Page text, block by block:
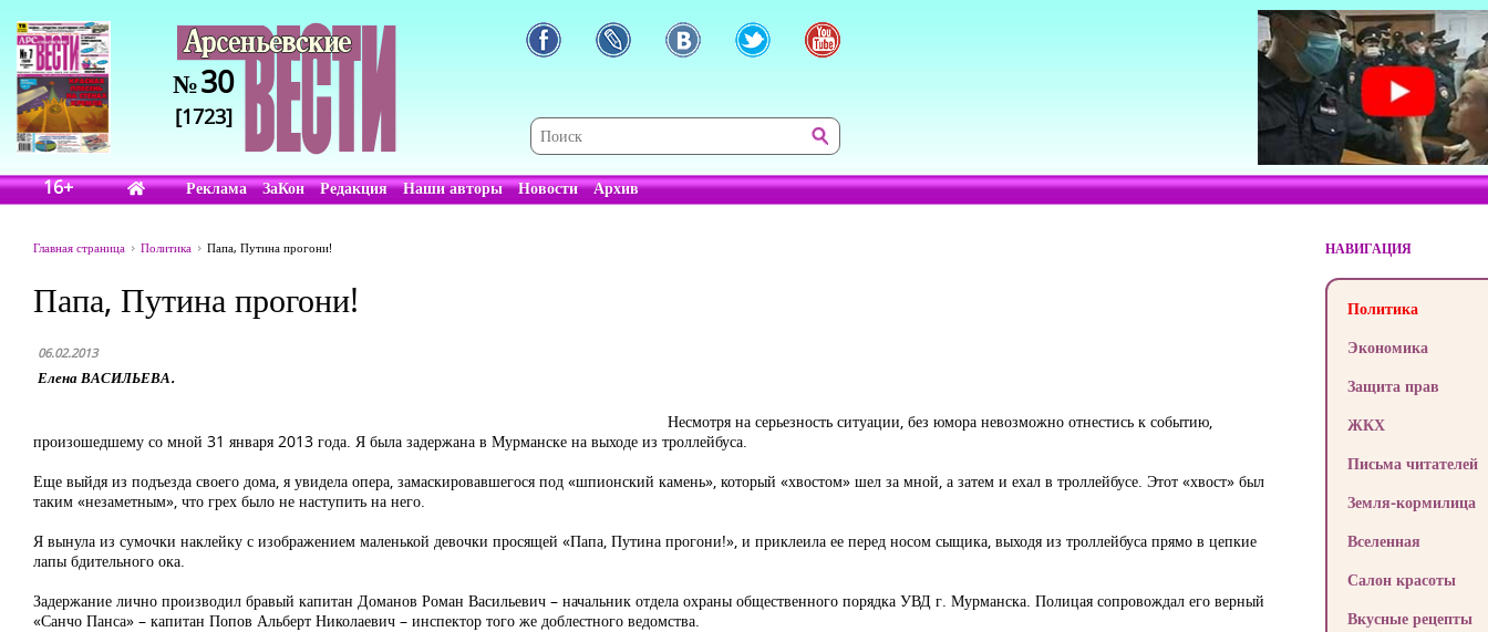
№30
[1723]
16+ Реклама ЗаКон Редакция Наши авторы Новости Архив
Главная страница Политика Папа, Путина прогони!
Папа, Путина прогони!
06.02.2013
Елена ВАСИЛЬЕВА.
Несмотря на серьезность ситуации, без юмора невозможно отнестись к событию,
произошедшему со мной 31 января 2013 года. Я была задержана в Мурманске на выходе из троллейбуса.
Еще выйдя из подъезда своего дома, я увидела опера, замаскировавшегося под «шпионский камень», который «хвостом» шел за мной, а затем и ехал в троллейбусе. Этот «хвост» был
таким «незаметным», что грех было не наступить на него.
Я вынула из сумочки наклейку с изображением маленькой девочки просящей «Папа, Путина прогони!», и приклеила ее перед носом сыщика, выходя из троллейбуса прямо в цепкие
лапы бдительного ока.
Задержание лично производил бравый капитан Доманов Роман Васильевич – начальник отдела охраны общественного порядка УВД г. Мурманска. Полицая сопровождал его верный
«Санчо Панса» – капитан Попов Альберт Николаевич – инспектор того же доблестного ведомства.
НАВИГАЦИЯ
Политика
Экономика
Защита прав
ЖКХ
Письма читателей
Земля-кормилица
Вселенная
Салон красоты
Вкусные рецепты